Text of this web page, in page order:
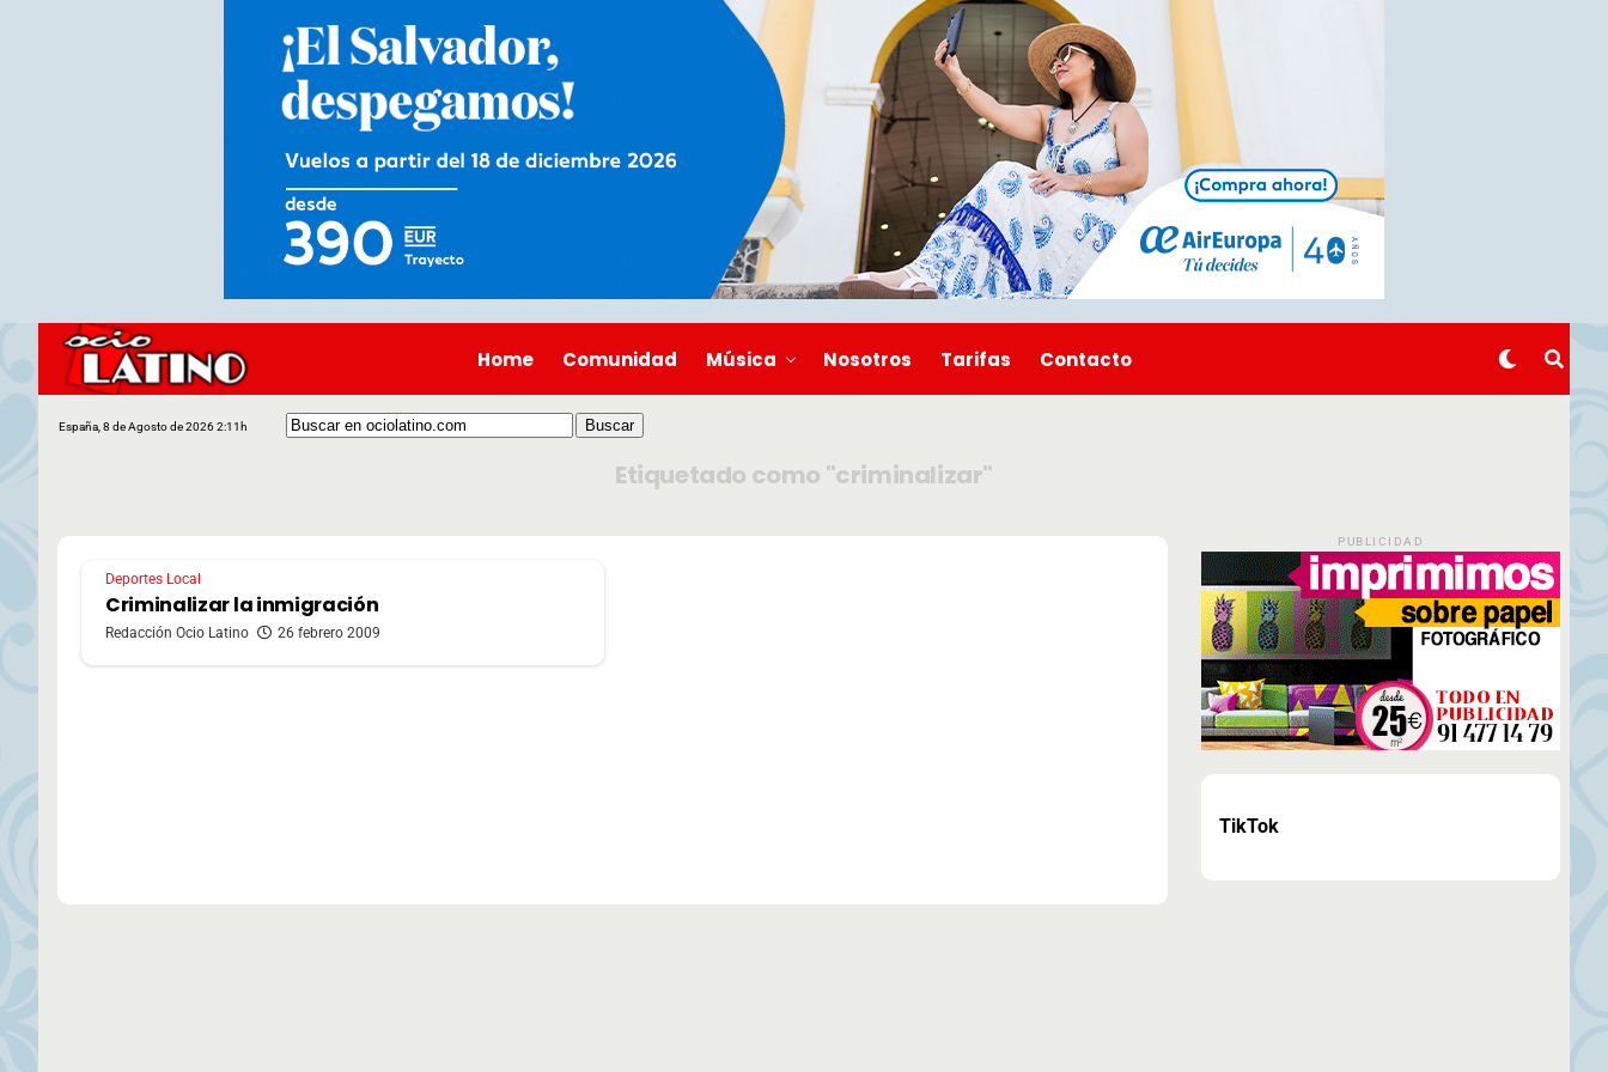
Home Comunidad Música Nosotros Tarifas Contacto
España, 8 de Agosto de 2026 2:11h
Etiquetado como "criminalizar"
Deportes Local
Criminalizar la inmigración
Redacción Ocio Latino 26 febrero 2009
PUBLICIDAD
TikTok